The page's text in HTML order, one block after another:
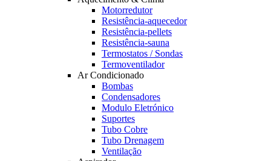
Motorredutor
Resistência-aquecedor
Resistência-pellets
Resistência-sauna
Termostatos / Sondas
Termoventilador
Ar Condicionado
Bombas
Condensadores
Modulo Eletrónico
Suportes
Tubo Cobre
Tubo Drenagem
Ventilação